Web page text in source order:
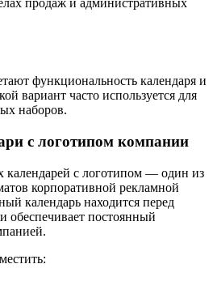
функциональность календаря и
вариант часто используется для
наборов.
с логотипом компании
календарей с логотипом — один из
корпоративной рекламной
календарь находится перед
обеспечивает постоянный